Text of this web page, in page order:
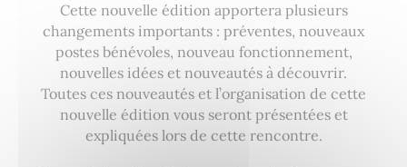
Cette nouvelle édition apportera plusieurs
changements importants : préventes, nouveaux
postes bénévoles, nouveau fonctionnement,
nouvelles idées et nouveautés à découvrir.
Toutes ces nouveautés et l’organisation de cette
nouvelle édition vous seront présentées et
expliquées lors de cette rencontre.